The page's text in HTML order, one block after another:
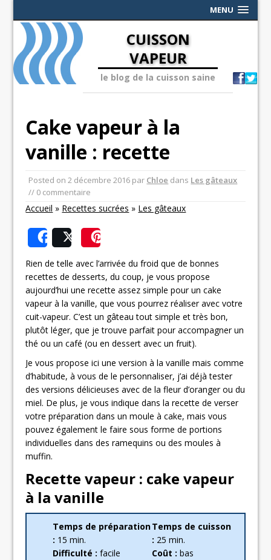
MENU
CUISSON
VAPEUR
le blog de la cuisson saine
Cake vapeur à la
vanille : recette
Posted on2 décembre 2016 par Chloe dans Les gâteaux
// 0 commentaire
Accueil » Recettes sucrées » Les gâteaux
SharePost
Rien de telle avec l’arrivée du froid que de bonnes
recettes de desserts, du coup, je vous propose
aujourd’hui une recette assez simple pour un cake
vapeur à la vanille, que vous pourrez réaliser avec votre
cuit-vapeur. C’est un gâteau tout simple et très bon,
plutôt léger, que je trouve parfait pour accompagner un
thé ou un café (ou en dessert avec un fruit).
Je vous propose ici une version à la vanille mais comme
d’habitude, à vous de le personnaliser, j’ai déjà tester
des versions délicieuses avec de la fleur d’oranger ou du
miel. De plus, je vous indique dans la recette de verser
votre préparation dans un moule à cake, mais vous
pouvez également le faire sous forme de portions
individuelles dans des ramequins ou des moules à
muffin.
Recette vapeur : cake vapeur
à la vanille
Temps de préparation
: 15 min.
Temps de cuisson
: 25 min.
Difficulté :facile Coût : bas